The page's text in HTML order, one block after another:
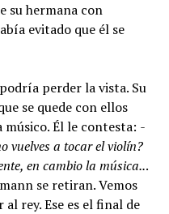
su hermana con
evitado que él se
perder la vista. Su
se quede con ellos
músico. Él le contesta: -
vuelves a tocar el violín?
en cambio la música...
se retiran. Vemos
rey. Ese es el final de